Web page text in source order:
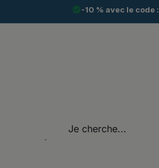
check_circle-10 % avec le code :